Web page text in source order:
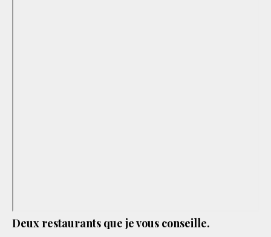
Deux restaurants que je vous conseille.